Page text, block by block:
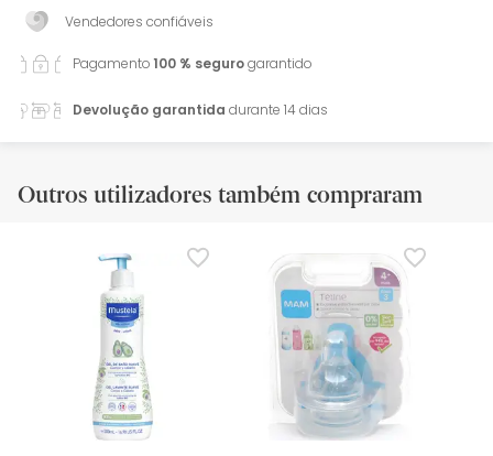
Vendedores confiáveis
Pagamento100 % segurogarantido
Devolução garantida durante 14 dias
Outros utilizadores também compraram